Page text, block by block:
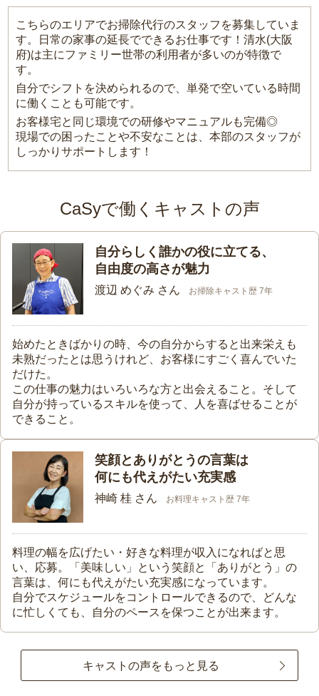
こちらのエリアでお掃除代行のスタッフを募集していま
す。日常の家事の延長でできるお仕事です！清水(大阪
府)は主にファミリー世帯の利用者が多いのが特徴で
す。
自分でシフトを決められるので、単発で空いている時間
に働くことも可能です。
お客様宅と同じ環境での研修やマニュアルも完備◎
現場での困ったことや不安なことは、本部のスタッフが
しっかりサポートします！
CaSyで働くキャストの声
自分らしく誰かの役に立てる、
自由度の高さが魅力
渡辺 めぐみ さん お掃除キャスト歴 7年
始めたときばかりの時、今の自分からすると出来栄えも
未熟だったとは思うけれど、お客様にすごく喜んでいた
だけた。
この仕事の魅力はいろいろな方と出会えること。そして
自分が持っているスキルを使って、人を喜ばせることが
できること。
笑顔とありがとうの言葉は
何にも代えがたい充実感
神崎 桂 さん お料理キャスト歴 7年
料理の幅を広げたい・好きな料理が収入になればと思
い、応募。「美味しい」という笑顔と「ありがとう」の
言葉は、何にも代えがたい充実感になっています。
自分でスケジュールをコントロールできるので、どんな
に忙しくても、自分のペースを保つことが出来ます。
キャストの声をもっと見る